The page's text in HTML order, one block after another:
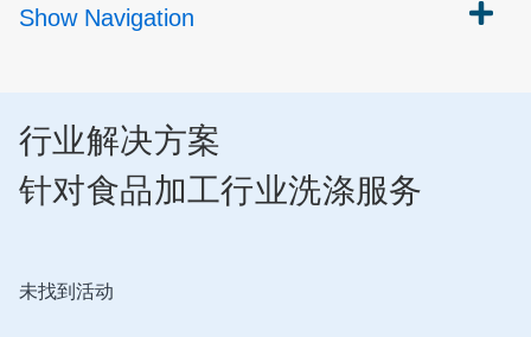
Show Navigation
行业解决方案
针对食品加工行业洗涤服务
未找到活动